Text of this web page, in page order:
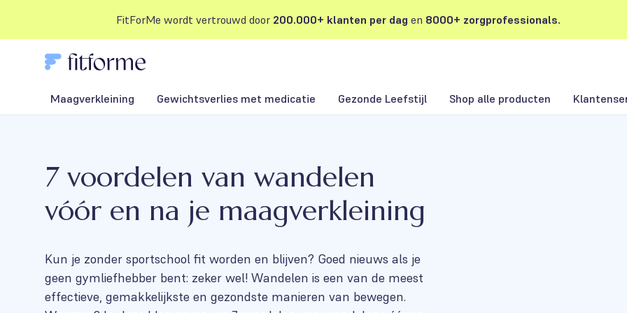
FitForMe wordt vertrouwd door 200.000+ klanten per dag en 8000+ zorgprofessionals.
Maagverkleining Gewichtsverlies met medicatie Gezonde Leefstijl Shop alle producten
7 voordelen van wandelen
vóór en na je maagverkleining
Kun je zonder sportschool fit worden en blijven? Goed nieuws als je
geen gymliefhebber bent: zeker wel! Wandelen is een van de meest
effectieve, gemakkelijkste en gezondste manieren van bewegen.